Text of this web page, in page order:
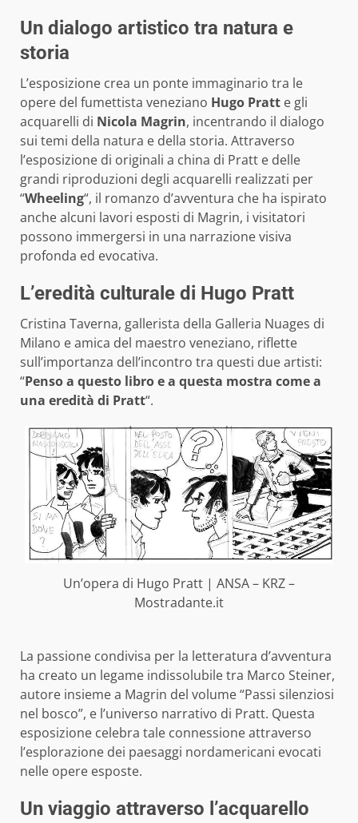
Un dialogo artistico tra natura e
storia
L’esposizione crea un ponte immaginario tra le
opere del fumettista veneziano Hugo Pratt e gli
acquarelli di Nicola Magrin, incentrando il dialogo
sui temi della natura e della storia. Attraverso
l’esposizione di originali a china di Pratt e delle
grandi riproduzioni degli acquarelli realizzati per
“Wheeling“, il romanzo d’avventura che ha ispirato
anche alcuni lavori esposti di Magrin, i visitatori
possono immergersi in una narrazione visiva
profonda ed evocativa.
L’eredità culturale di Hugo Pratt
Cristina Taverna, gallerista della Galleria Nuages di
Milano e amica del maestro veneziano, riflette
sull’importanza dell’incontro tra questi due artisti:
“Penso a questo libro e a questa mostra come a
una eredità di Pratt“.
Un’opera di Hugo Pratt | ANSA – KRZ –
Mostradante.it
La passione condivisa per la letteratura d’avventura
ha creato un legame indissolubile tra Marco Steiner,
autore insieme a Magrin del volume “Passi silenziosi
nel bosco”, e l’universo narrativo di Pratt. Questa
esposizione celebra tale connessione attraverso
l’esplorazione dei paesaggi nordamericani evocati
nelle opere esposte.
Un viaggio attraverso l’acquarello